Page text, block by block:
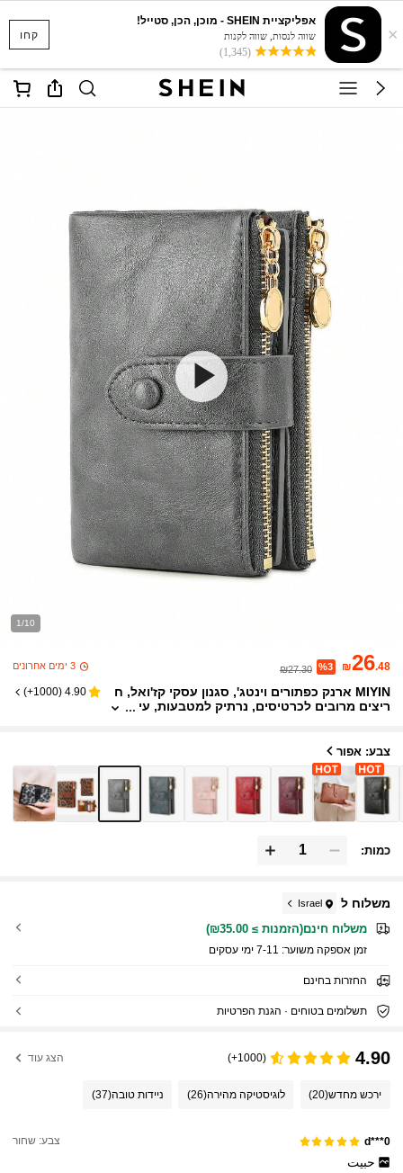
קחו ×
אפליקציית SHEIN - מוכן, הכן, סטייל!
שווה לנסות, שווה לקנות
(1,345)
1/10
₪26.48
%3
₪27.30 3 ימים אחרונים
MIYIN ארנק כפתורים וינטג', סגנון עסקי קז'ואל, ח
ריצים מרובים לכרטיסים, נרתיק למטבעות, עי
שים לנסיעות וקניות יומיומיות, ארנק נשים, ארנק ק
ומפקטי
4.90
(
1000+
)
צבע: אפור
כמות:
משלוח ל Israel
משלוח חינם(הזמנות ≥ ₪35.00)
זמן אספקה ​​משוער: 7-11 ימי עסקים
החזרות בחינם
תשלומים בטוחים · הגנת הפרטיות
4.90
(1000+) הצג עוד
ירכש מחדש(20) לוגיסטיקה מהירה(26) ניידות טובה(37)
d***0 צבע: שחור
حبيت